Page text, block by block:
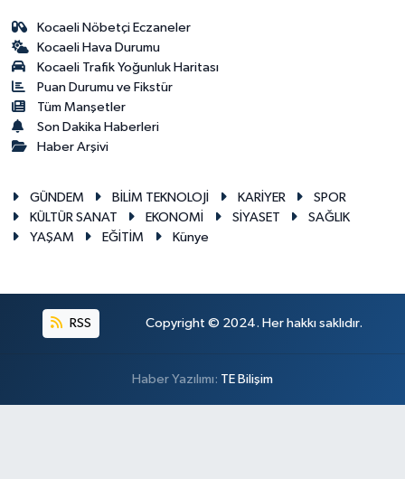
Kocaeli Nöbetçi Eczaneler
Kocaeli Hava Durumu
Kocaeli Trafik Yoğunluk Haritası
Puan Durumu ve Fikstür
Tüm Manşetler
Son Dakika Haberleri
Haber Arşivi
GÜNDEM BİLİM TEKNOLOJİ KARİYER
SPOR
KÜLTÜR SANAT
EKONOMİ SİYASET
SAĞLIK
YAŞAM
EĞİTİM Künye
RSS Copyright © 2024. Her hakkı saklıdır.
Haber Yazılımı: TE Bilişim